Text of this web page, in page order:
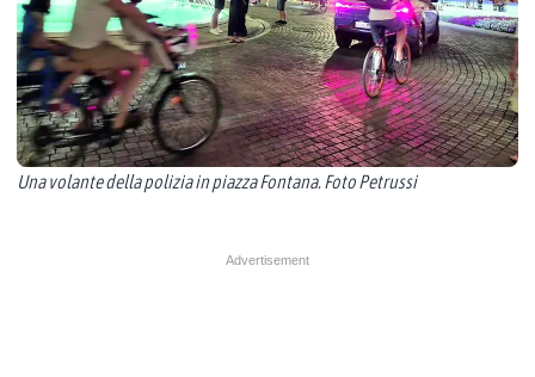
Una volante della polizia in piazza Fontana. Foto Petrussi